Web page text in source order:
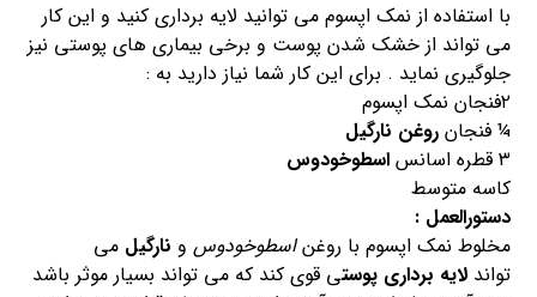
با استفاده از نمک اپسوم می توانید لایه برداری کنید و این کار
می تواند از خشک شدن پوست و برخی بیماری های پوستی نیز
جلوگیری نماید . برای این کار شما نیاز دارید به :
۲فنجان نمک اپسوم
¼ فنجانروغن نارگیل
۳ قطره اسانس
اسطوخودوس
کاسه متوسط
دستورالعمل :
مخلوط نمک اپسوم با روغناسطوخودوس و نارگیل می
تواندلایه برداری پوستی قوی کند که می تواند بسیار موثر باشد